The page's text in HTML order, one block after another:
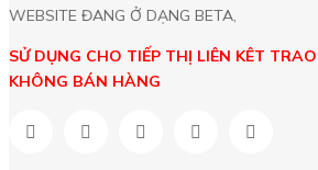
WEBSITE ĐANG Ở DẠNG BETA,
SỬ DỤNG CHO TIẾP THỊ LIÊN KÊT
KHÔNG BÁN HÀNG